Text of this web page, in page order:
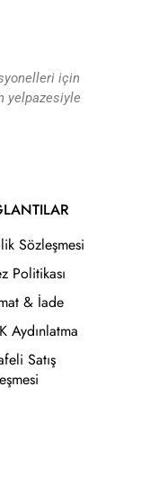
için
yelpazesiyle
Sözleşmesi
Politikası
& İade
Aydınlatma
Satış